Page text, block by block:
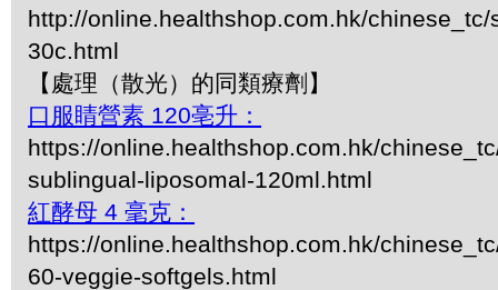
http://online.healthshop.com.hk/
30c.html
【處理（散光）的同類療劑】
口服睛營素 120亳升：
https://online.healthshop.com.hk/
sublingual-liposomal-120ml.html
紅酵母 4 毫克：
https://online.healthshop.com.hk/
60-veggie-softgels.html